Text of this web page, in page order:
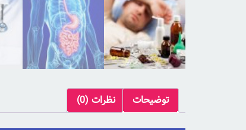
توضیحات نظرات (0)